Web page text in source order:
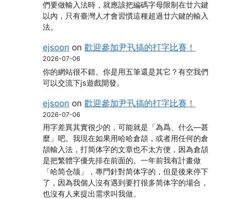
們要做輸入法時，就應該把編碼字母限制在廿六鍵
以內，只有臺灣人才會習慣這種超過廿六鍵的輸入
法。
ejsoon on歡迎參加尹卂搞的打字比賽！
2026-07-06
你的網站很不錯。你是用五筆還是其它？有空我們
可以交流下js遊戲開發。
ejsoon on歡迎參加尹卂搞的打字比賽！
2026-07-06
用字差異其實很少的，可能就是「為爲、什么―甚
麼」吧。我現在如果用哈哈倉頡，或者用任何的倉
頡輸入法，打简体字的文章也不太方便，因為倉頡
是把繁體字優先排在前面的。一年前我有計畫做
「哈简仓颉」，專門針對简体字的，但是後來停下
了，因為我個人沒有遇到要打很多简体字的場合，
也沒有人來提出需求叫我做。